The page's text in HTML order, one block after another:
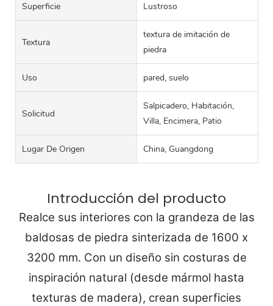
Superficie Lustroso
Textura
textura de imitación de
piedra
Uso pared, suelo
Solicitud
Salpicadero, Habitación,
Villa, Encimera, Patio
Lugar De Origen China, Guangdong
Introducción del producto
Realce sus interiores con la grandeza de las
baldosas de piedra sinterizada de 1600 x
3200 mm. Con un diseño sin costuras de
inspiración natural (desde mármol hasta
texturas de madera), crean superficies